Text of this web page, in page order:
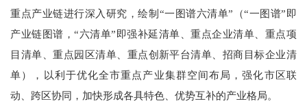
重点产业链进行深入研究，绘制“一图谱六清单”（“一图谱”即
产业链图谱，“六清单”即强补延清单、重点企业清单、重点项
目清单、重点园区清单、重点创新平台清单、招商目标企业清
单），以利于优化全市重点产业集群空间布局，强化市区联
动、跨区协同，加快形成各具特色、优势互补的产业格局。